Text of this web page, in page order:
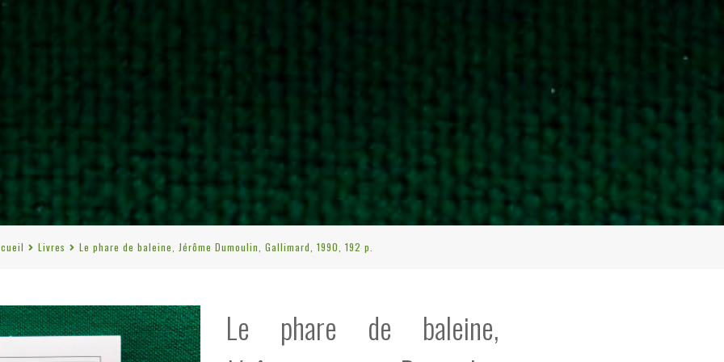
Livres Le phare de baleine, Jérôme Dumoulin, Gallimard, 1990, 192 p.
Le phare de baleine,